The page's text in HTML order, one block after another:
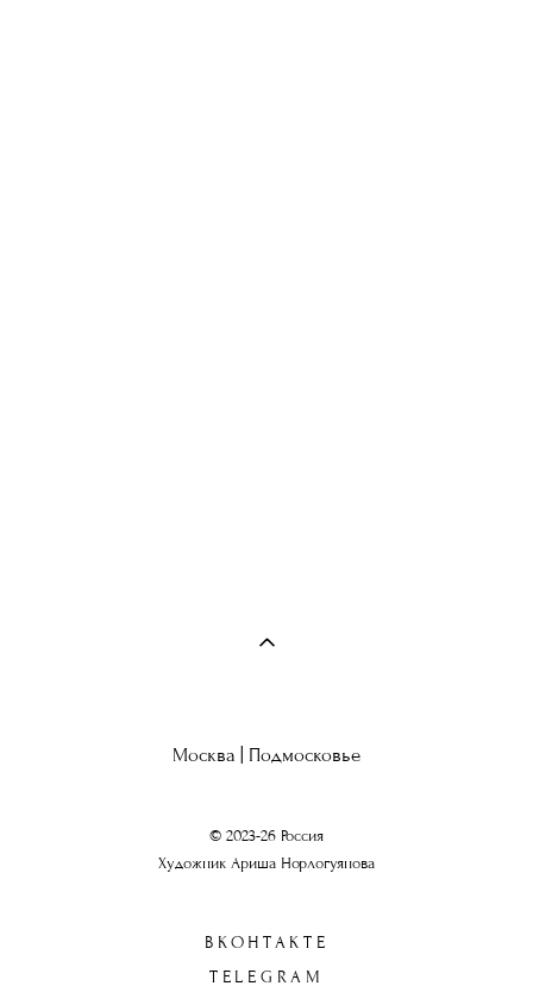
Москва | Подмосковье
© 2023-26 Россия
Художник Ариша Норлогуянова
ВКОНТАКТЕ
TELEGRAM